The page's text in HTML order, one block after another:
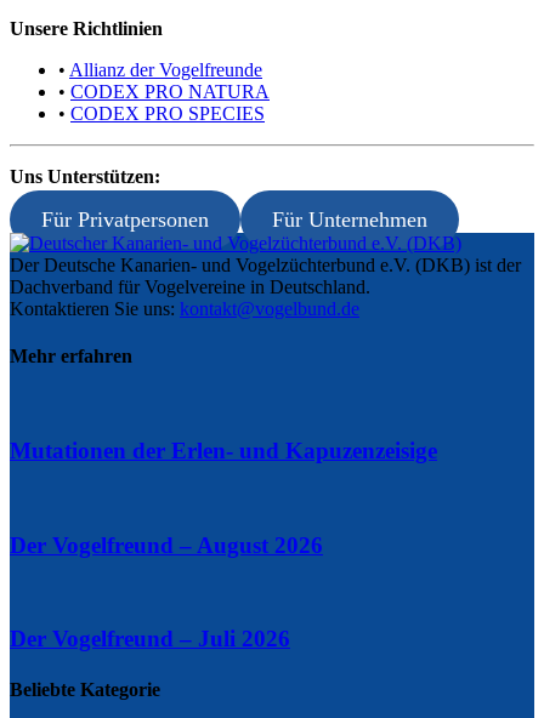
Unsere Richtlinien
• Allianz der Vogelfreunde
• CODEX PRO NATURA
• CODEX PRO SPECIES
Uns Unterstützen:
Für Privatpersonen Für Unternehmen
Der Deutsche Kanarien- und Vogelzüchterbund e.V. (DKB) ist der
Dachverband für Vogelvereine in Deutschland.
Kontaktieren Sie uns: kontakt@vogelbund.de
Mehr erfahren
Mutationen der Erlen- und Kapuzenzeisige
Der Vogelfreund – August 2026
Der Vogelfreund – Juli 2026
Beliebte Kategorie